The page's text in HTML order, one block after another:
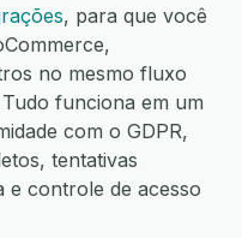
, para que você
no mesmo fluxo
funciona em um
com o GDPR,
tentativas
e controle de acesso